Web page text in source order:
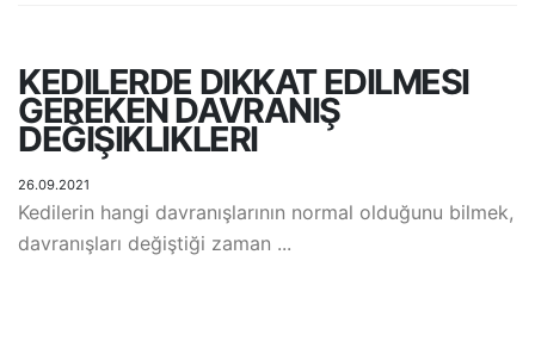
KEDILERDE DIKKAT EDILMESI
GEREKEN DAVRANIŞ
DEĞIŞIKLIKLERI
26.09.2021
Kedilerin hangi davranışlarının normal olduğunu bilmek,
davranışları değiştiği zaman ...